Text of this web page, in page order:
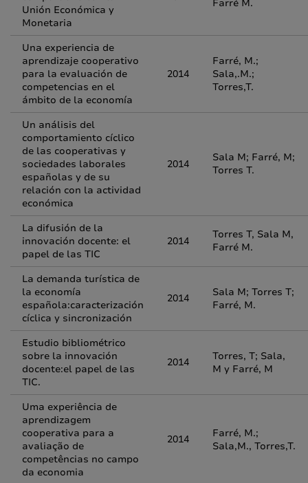
Unión Económica y
Monetaria
Farré M.
Una experiencia de
aprendizaje cooperativo
para la evaluación de
competencias en el
ámbito de la economía
2014
Farré, M.;
Sala,.M.;
Torres,T.
Un análisis del
comportamiento cíclico
de las cooperativas y
sociedades laborales
españolas y de su
relación con la actividad
económica
2014
Sala M; Farré, M;
Torres T.
La difusión de la
innovación docente: el
papel de las TIC
2014
Torres T, Sala M,
Farré M.
La demanda turística de
la economía
española:caracterización
cíclica y sincronización
2014
Sala M; Torres T;
Farré, M.
Estudio bibliométrico
sobre la innovación
docente:el papel de las
TIC.
2014
Torres, T; Sala,
M y Farré, M
Uma experiência de
aprendizagem
cooperativa para a
avaliação de
competências no campo
da economia
2014
Farré, M.;
Sala,M., Torres,T.